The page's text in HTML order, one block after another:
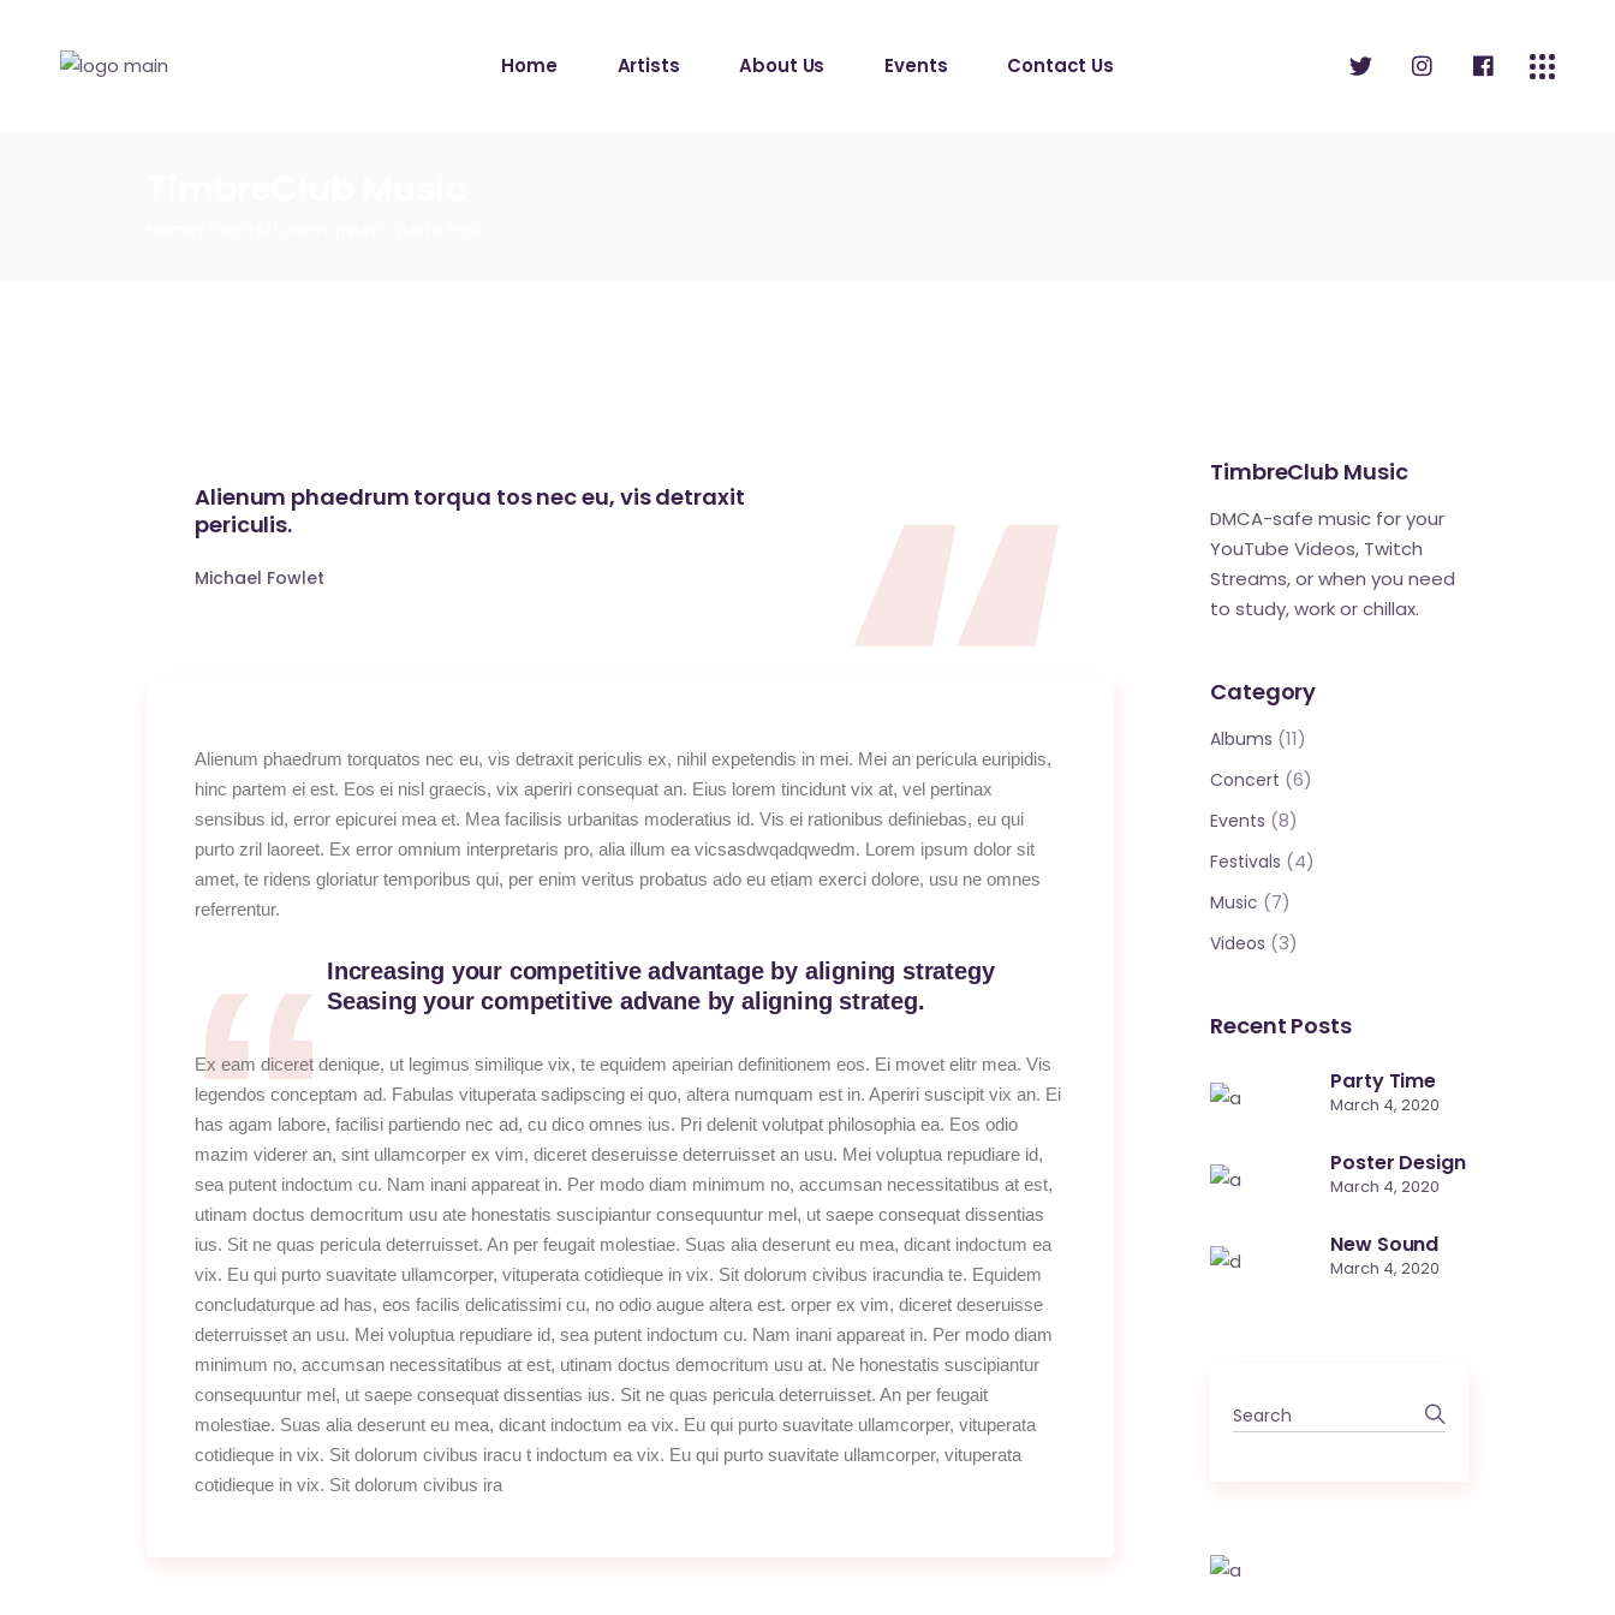
Home Artists About Us Events Contact Us
Alienum phaedrum torqua tos nec eu, vis detraxit
periculis.
Michael Fowlet
Alienum phaedrum torquatos nec eu, vis detraxit periculis ex, nihil expetendis in mei. Mei an pericula euripidis,
hinc partem ei est. Eos ei nisl graecis, vix aperiri consequat an. Eius lorem tincidunt vix at, vel pertinax
sensibus id, error epicurei mea et. Mea facilisis urbanitas moderatius id. Vis ei rationibus definiebas, eu qui
purto zril laoreet. Ex error omnium interpretaris pro, alia illum ea vicsasdwqadqwedm. Lorem ipsum dolor sit
amet, te ridens gloriatur temporibus qui, per enim veritus probatus ado eu etiam exerci dolore, usu ne omnes
referrentur.
Increasing your competitive advantage by aligning strategy
Seasing your competitive advane by aligning strateg.
Ex eam diceret denique, ut legimus similique vix, te equidem apeirian definitionem eos. Ei movet elitr mea. Vis
legendos conceptam ad. Fabulas vituperata sadipscing ei quo, altera numquam est in. Aperiri suscipit vix an. Ei
has agam labore, facilisi partiendo nec ad, cu dico omnes ius. Pri delenit volutpat philosophia ea. Eos odio
mazim viderer an, sint ullamcorper ex vim, diceret deseruisse deterruisset an usu. Mei voluptua repudiare id,
sea putent indoctum cu. Nam inani appareat in. Per modo diam minimum no, accumsan necessitatibus at est,
utinam doctus democritum usu ate honestatis suscipiantur consequuntur mel, ut saepe consequat dissentias
ius. Sit ne quas pericula deterruisset. An per feugait molestiae. Suas alia deserunt eu mea, dicant indoctum ea
vix. Eu qui purto suavitate ullamcorper, vituperata cotidieque in vix. Sit dolorum civibus iracundia te. Equidem
concludaturque ad has, eos facilis delicatissimi cu, no odio augue altera est. orper ex vim, diceret deseruisse
deterruisset an usu. Mei voluptua repudiare id, sea putent indoctum cu. Nam inani appareat in. Per modo diam
minimum no, accumsan necessitatibus at est, utinam doctus democritum usu at. Ne honestatis suscipiantur
consequuntur mel, ut saepe consequat dissentias ius. Sit ne quas pericula deterruisset. An per feugait
molestiae. Suas alia deserunt eu mea, dicant indoctum ea vix. Eu qui purto suavitate ullamcorper, vituperata
cotidieque in vix. Sit dolorum civibus iracu t indoctum ea vix. Eu qui purto suavitate ullamcorper, vituperata
cotidieque in vix. Sit dolorum civibus ira
TimbreClub Music
DMCA-safe music for your
YouTube Videos, Twitch
Streams, or when you need
to study, work or chillax.
Category
Albums (11)
Concert (6)
Events (8)
Festivals (4)
Music (7)
Videos (3)
Recent Posts
Party Time
March 4, 2020
Poster Design
March 4, 2020
New Sound
March 4, 2020